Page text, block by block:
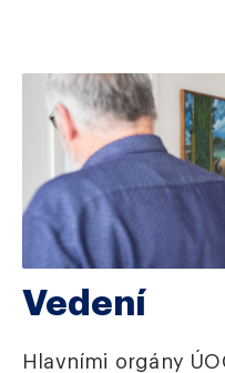
Vedení
Hlavními orgány